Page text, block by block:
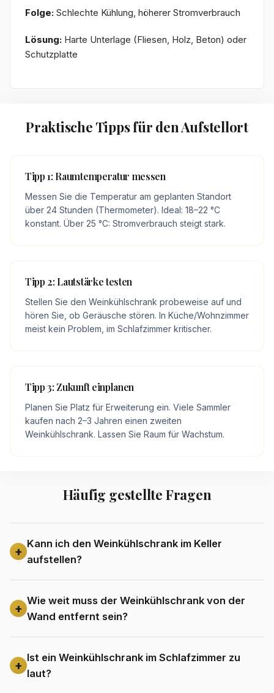
Folge: Schlechte Kühlung, höherer Stromverbrauch
Lösung: Harte Unterlage (Fliesen, Holz, Beton) oder
Schutzplatte
Praktische Tipps für den Aufstellort
Tipp 1: Raumtemperatur messen
Messen Sie die Temperatur am geplanten Standort
über 24 Stunden (Thermometer). Ideal: 18–22 °C
konstant. Über 25 °C: Stromverbrauch steigt stark.
Tipp 2: Lautstärke testen
Stellen Sie den Weinkühlschrank probeweise auf und
hören Sie, ob Geräusche stören. In Küche/Wohnzimmer
meist kein Problem, im Schlafzimmer kritischer.
Tipp 3: Zukunft einplanen
Planen Sie Platz für Erweiterung ein. Viele Sammler
kaufen nach 2–3 Jahren einen zweiten
Weinkühlschrank. Lassen Sie Raum für Wachstum.
Häufig gestellte Fragen
Kann ich den Weinkühlschrank im Keller
aufstellen?
Wie weit muss der Weinkühlschrank von der
Wand entfernt sein?
Ist ein Weinkühlschrank im Schlafzimmer zu
laut?